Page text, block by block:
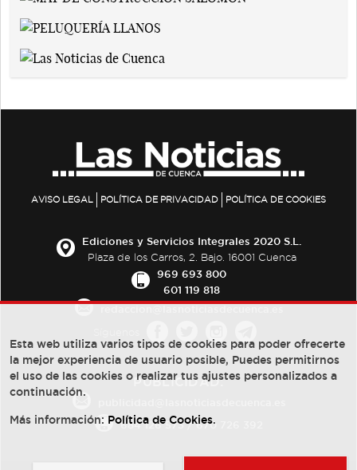
AVISO LEGAL POLÍTICA DE PRIVACIDAD POLÍTICA DE COOKIES
Ediciones y Servicios Integrales 2020 S.L.
Plaza de los Carros, 2. Bajo. 16001 Cuenca
969 693 800
601 119 818
PUBLICIDAD:
684 126 573/670 726 392
Esta web utiliza varios tipos de cookies para poder ofrecerte
la mejor experiencia de usuario posible, Puedes permitirnos
el uso de las cookies o realizar tus ajustes personalizados a
continuación.
Más información: Política de Cookies.